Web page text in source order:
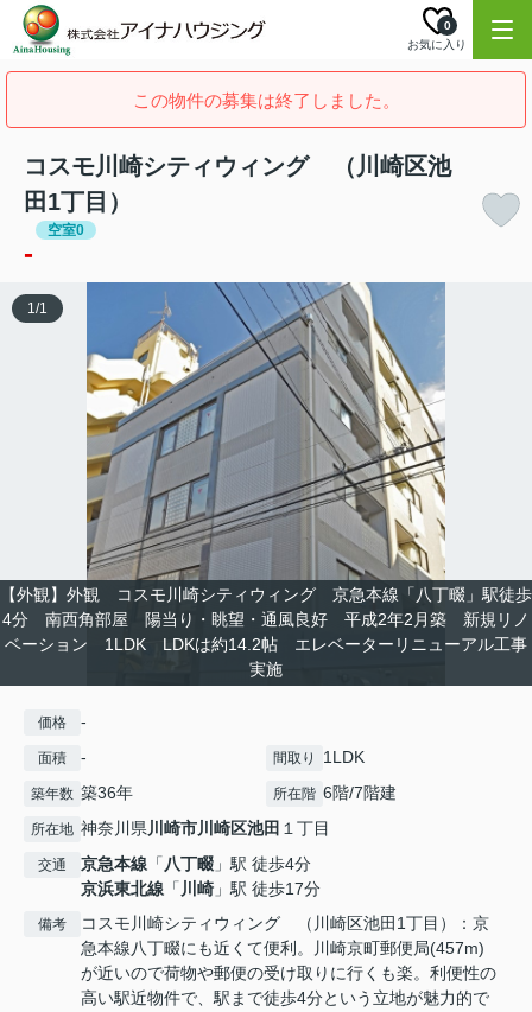
お気に入り
0
この物件の募集は終了しました。
コスモ川崎シティウィング （川崎区池
田1丁目）
空室0
-
【外観】外観 コスモ川崎シティウィング 京急本線「八丁畷」駅徒歩
4分 南西角部屋 陽当り・眺望・通風良好 平成2年2月築 新規リノ
ベーション 1LDK LDKは約14.2帖 エレベーターリニューアル工事
実施
1/1
価格 -
面積 - 間取り 1LDK
築年数 築36年 所在階 6階/7階建
所在地 神奈川県川崎市川崎区池田 １丁目
交通 京急本線 「八丁畷 」駅 徒歩4分
京浜東北線 「 川崎 」駅 徒歩17分
備考
コスモ川崎シティウィング （川崎区池田1丁目）：京
急本線八丁畷にも近くて便利。川崎京町郵便局(457m)
が近いので荷物や郵便の受け取りに行くも楽。利便性の
高い駅近物件で、駅まで徒歩4分という立地が魅力的で